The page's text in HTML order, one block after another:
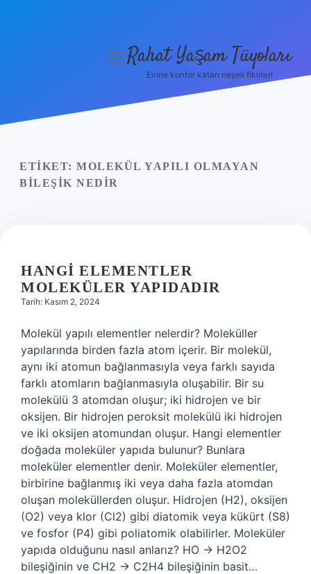
Yasal Uyarı
menüyü
Rahat Yaşam Tüyoları
Evine konfor katan neşeli fikirler!
ETIKET: MOLEKÜL YAPILI OLMAYAN
BILEŞIK NEDIR
HANGI ELEMENTLER
MOLEKÜLER YAPIDADIR
Tarih: Kasım 2, 2024
Molekül yapılı elementler nelerdir? Moleküller
yapılarında birden fazla atom içerir. Bir molekül,
aynı iki atomun bağlanmasıyla veya farklı sayıda
farklı atomların bağlanmasıyla oluşabilir. Bir su
molekülü 3 atomdan oluşur; iki hidrojen ve bir
oksijen. Bir hidrojen peroksit molekülü iki hidrojen
ve iki oksijen atomundan oluşur. Hangi elementler
doğada moleküler yapıda bulunur? Bunlara
moleküler elementler denir. Moleküler elementler,
birbirine bağlanmış iki veya daha fazla atomdan
oluşan moleküllerden oluşur. Hidrojen (H2), oksijen
(O2) veya klor (Cl2) gibi diatomik veya kükürt (S8)
ve fosfor (P4) gibi poliatomik olabilirler. Moleküler
yapıda olduğunu nasıl anlarız? HO → H2O2
bileşiğinin ve CH2 → C2H4 bileşiğinin basit…